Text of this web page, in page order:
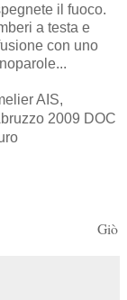
il fuoco.
a testa e
con uno
AIS,
2009 DOC
Giò